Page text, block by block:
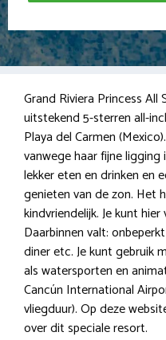
Grand Riviera Princess
uitstekend 5-sterren all-
Playa del Carmen
vanwege haar fijne ligging
lekker eten en drinken en
genieten van de zon. Het
kindvriendelijk. Je kunt
Daarbinnen valt:
diner etc. Je kunt gebruik
als watersporten en
Cancún International
vliegduur). Op deze
over dit speciale resort.